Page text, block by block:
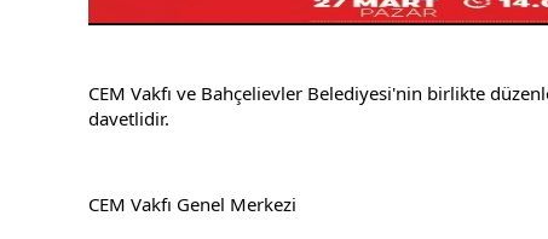
CEM Vakfı ve Bahçelievler Belediyesi'nin birlikte
davetlidir.
CEM Vakfı Genel Merkezi